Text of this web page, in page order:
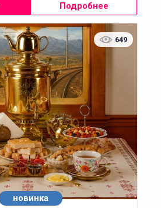
Подробнее
649
хит
новинка